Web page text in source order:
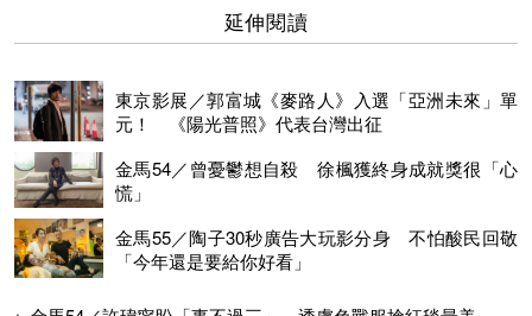
延伸閱讀
東京影展／郭富城《麥路人》入選「亞洲未來」單
元！ 《陽光普照》代表台灣出征
金馬54／曾憂鬱想自殺 徐楓獲終身成就獎很「心
慌」
金馬55／陶子30秒廣告大玩影分身 不怕酸民回敬
「今年還是要給你好看」